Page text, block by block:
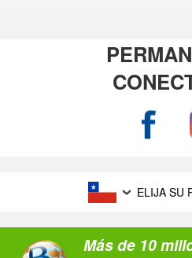
ELIJA SU
Más de 10